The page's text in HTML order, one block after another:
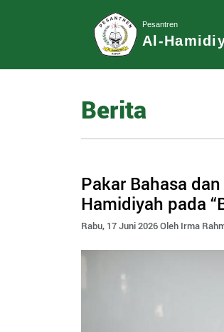
Pesantren
Al-
Berita
Pakar Bahasa
Hamidiyah pada
Rabu, 17 Juni 2026 Oleh Irma